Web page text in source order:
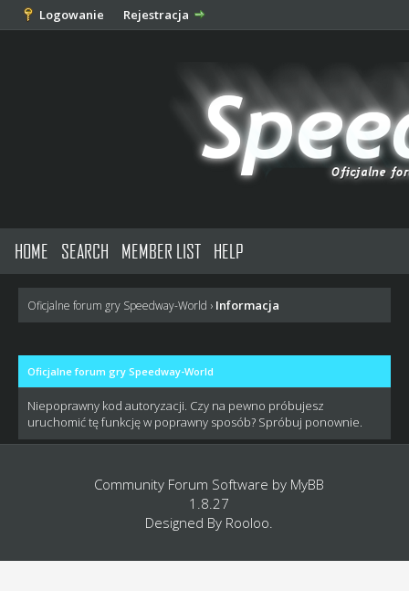
Logowanie Rejestracja
HOME SEARCH MEMBER LIST HELP
Oficjalne forum gry Speedway-World › Informacja
Oficjalne forum gry Speedway-World
Niepoprawny kod autoryzacji. Czy na pewno próbujesz
uruchomić tę funkcję w poprawny sposób? Spróbuj ponownie.
Community Forum Software by MyBB
1.8.27
Designed By Rooloo.